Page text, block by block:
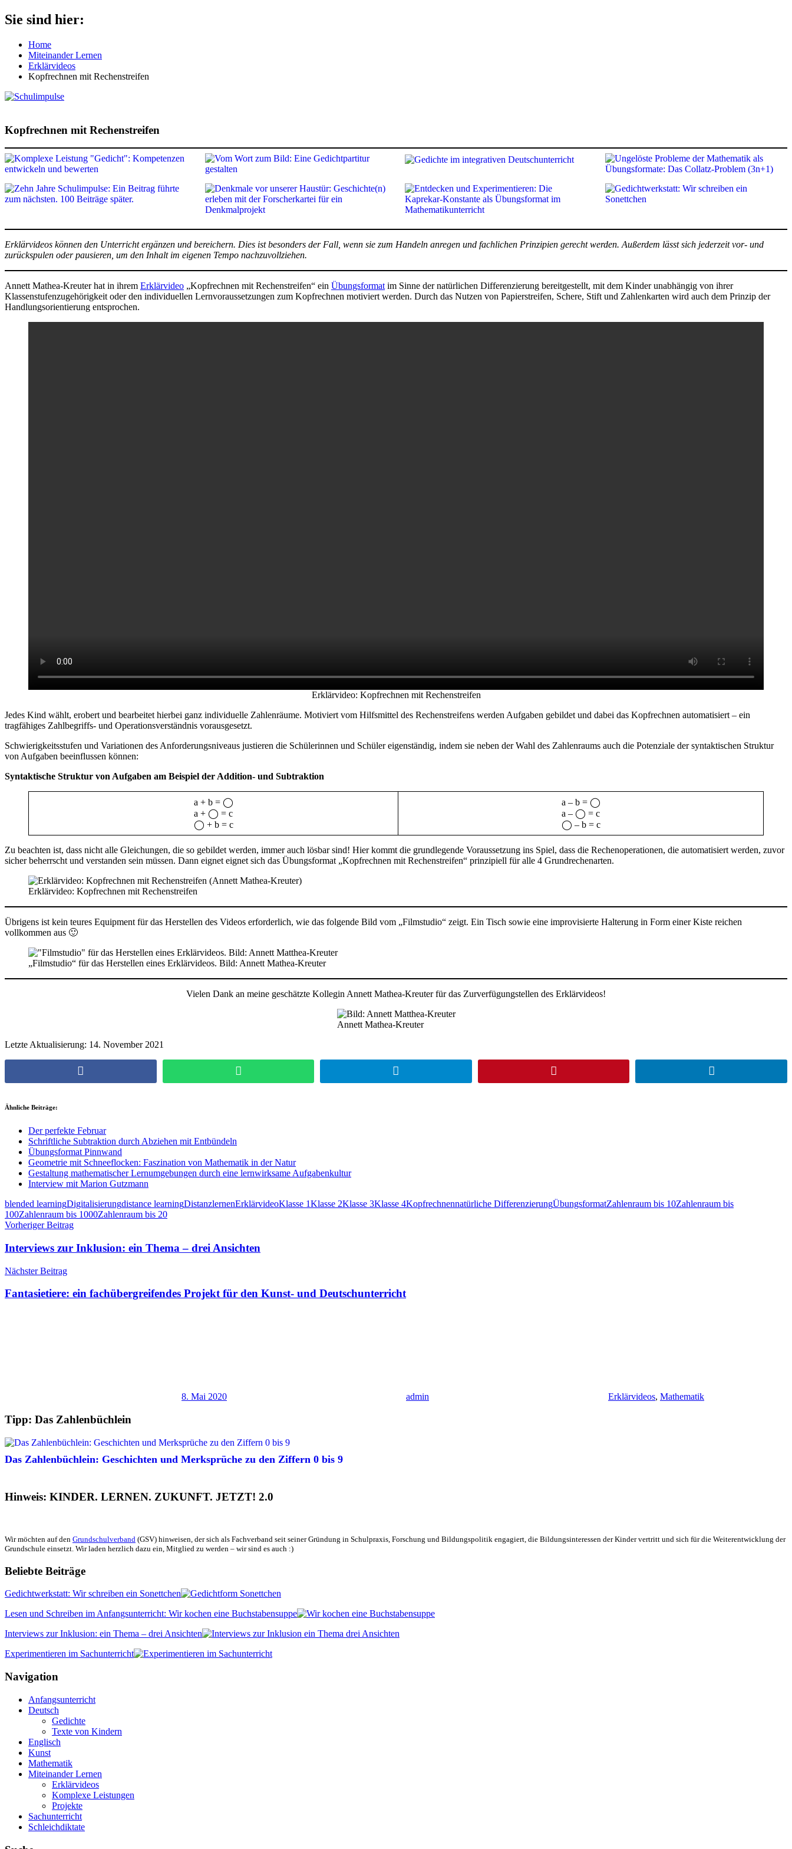
Zum
Inhalt
Schulimpulse
für
Grundschule
Sie sind hier:
Home
Miteinander Lernen
Erklärvideos
Kopfrechnen mit Rechenstreifen
Kopfrechnen mit Rechenstreifen
Erklärvideos können den Unterricht ergänzen und bereichern. Dies ist besonders der Fall, wenn sie zum Handeln anregen und fachlichen Prinzipien gerecht werden. Außerdem lässt sich jederzeit vor- und
zurückspulen oder pausieren, um den Inhalt im eigenen Tempo nachzuvollziehen.
Annett Mathea-Kreuter hat in ihrem Erklärvideo „Kopfrechnen mit Rechenstreifen“ ein Übungsformat im Sinne der natürlichen Differenzierung bereitgestellt, mit dem Kinder unabhängig von ihrer
Klassenstufenzugehörigkeit oder den individuellen Lernvoraussetzungen zum Kopfrechnen motiviert werden. Durch das Nutzen von Papierstreifen, Schere, Stift und Zahlenkarten wird auch dem Prinzip der
Handlungsorientierung entsprochen.
Erklärvideo: Kopfrechnen mit Rechenstreifen
Jedes Kind wählt, erobert und bearbeitet hierbei ganz individuelle Zahlenräume. Motiviert vom Hilfsmittel des Rechenstreifens werden Aufgaben gebildet und dabei das Kopfrechnen automatisiert – ein
tragfähiges Zahlbegriffs- und Operationsverständnis vorausgesetzt.
Schwierigkeitsstufen und Variationen des Anforderungsniveaus justieren die Schülerinnen und Schüler eigenständig, indem sie neben der Wahl des Zahlenraums auch die Potenziale der syntaktischen Struktur
von Aufgaben beeinflussen können:
Syntaktische Struktur von Aufgaben am Beispiel der Addition- und Subtraktion
a + b = ◯
a + ◯ = c
◯ + b = c
a – b = ◯
a – ◯ = c
◯ – b = c
Zu beachten ist, dass nicht alle Gleichungen, die so gebildet werden, immer auch lösbar sind! Hier kommt die grundlegende Voraussetzung ins Spiel, dass die Rechenoperationen, die automatisiert werden, zuvor
sicher beherrscht und verstanden sein müssen. Dann eignet eignet sich das Übungsformat „Kopfrechnen mit Rechenstreifen“ prinzipiell für alle 4 Grundrechenarten.
Erklärvideo: Kopfrechnen mit Rechenstreifen
Übrigens ist kein teures Equipment für das Herstellen des Videos erforderlich, wie das folgende Bild vom „Filmstudio“ zeigt. Ein Tisch sowie eine improvisierte Halterung in Form einer Kiste reichen
vollkommen aus 🙂
„Filmstudio“ für das Herstellen eines Erklärvideos. Bild: Annett Mathea-Kreuter
Vielen Dank an meine geschätzte Kollegin Annett Mathea-Kreuter für das Zurverfügungstellen des Erklärvideos!
Annett Mathea-Kreuter
Letzte Aktualisierung: 14. November 2021
WhatsApp LinkedIn
Ähnliche Beiträge:
Der perfekte Februar
Schriftliche Subtraktion durch Abziehen mit Entbündeln
Übungsformat Pinnwand
Geometrie mit Schneeflocken: Faszination von Mathematik in der Natur
Gestaltung mathematischer Lernumgebungen durch eine lernwirksame Aufgabenkultur
Interview mit Marion Gutzmann
blended learningDigitalisierungdistance learningDistanzlernenErklärvideoKlasse 1Klasse 2Klasse 3Klasse 4Kopfrechnennatürliche DifferenzierungÜbungsformatZahlenraum bis 10Zahlenraum bis
100Zahlenraum bis 1000Zahlenraum bis 20
Beitragsnavigation
Vorheriger Beitrag
Interviews zur Inklusion: ein Thema – drei Ansichten
Nächster Beitrag
Fantasietiere: ein fachübergreifendes Projekt für den Kunst- und Deutschunterricht
8. Mai 2020 admin Erklärvideos, Mathematik
Tipp: Das Zahlenbüchlein
Das Zahlenbüchlein: Geschichten und Merksprüche zu den Ziffern 0 bis 9
Hinweis: KINDER. LERNEN. ZUKUNFT. JETZT! 2.0
Wir möchten auf den Grundschulverband (GSV) hinweisen, der sich als Fachverband seit seiner Gründung in Schulpraxis, Forschung und Bildungspolitik engagiert, die Bildungsinteressen der Kinder vertritt und sich für die Weiterentwicklung der
Grundschule einsetzt. Wir laden herzlich dazu ein, Mitglied zu werden – wir sind es auch :)
Beliebte Beiträge
Gedichtwerkstatt: Wir schreiben ein Sonettchen
Lesen und Schreiben im Anfangsunterricht: Wir kochen eine Buchstabensuppe
Interviews zur Inklusion: ein Thema – drei Ansichten
Experimentieren im Sachunterricht
Navigation
Anfangsunterricht
Deutsch
Gedichte
Texte von Kindern
Englisch
Kunst
Mathematik
Miteinander Lernen
Erklärvideos
Komplexe Leistungen
Projekte
Sachunterricht
Schleichdiktate